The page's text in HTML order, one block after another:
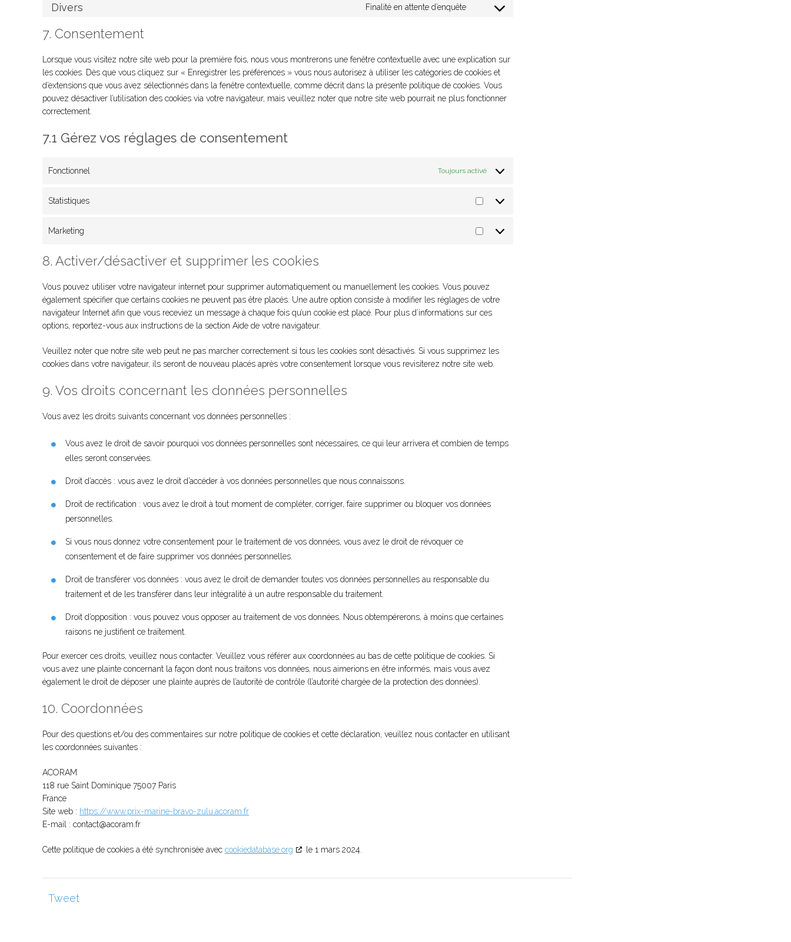
facebook
Divers Finalité en attente d’enquête
Consent
7. Consentement
Lorsque vous visitez notre site web pour la première fois, nous vous montrerons une fenêtre contextuelle avec une explication sur
les cookies. Dès que vous cliquez sur « Enregistrer les préférences » vous nous autorisez à utiliser les catégories de cookies et
d’extensions que vous avez sélectionnés dans la fenêtre contextuelle, comme décrit dans la présente politique de cookies. Vous
pouvez désactiver l’utilisation des cookies via votre navigateur, mais veuillez noter que notre site web pourrait ne plus fonctionner
correctement.
7.1 Gérez vos réglages de consentement
Fonctionnel Toujours activé
Statistiques
Statistiques
Marketing
Marketing
8. Activer/désactiver et supprimer les cookies
Vous pouvez utiliser votre navigateur internet pour supprimer automatiquement ou manuellement les cookies. Vous pouvez
également spécifier que certains cookies ne peuvent pas être placés. Une autre option consiste à modifier les réglages de votre
navigateur Internet afin que vous receviez un message à chaque fois qu’un cookie est placé. Pour plus d’informations sur ces
options, reportez-vous aux instructions de la section Aide de votre navigateur.
Veuillez noter que notre site web peut ne pas marcher correctement si tous les cookies sont désactivés. Si vous supprimez les
cookies dans votre navigateur, ils seront de nouveau placés après votre consentement lorsque vous revisiterez notre site web.
9. Vos droits concernant les données personnelles
Vous avez les droits suivants concernant vos données personnelles :
Vous avez le droit de savoir pourquoi vos données personnelles sont nécessaires, ce qui leur arrivera et combien de temps
elles seront conservées.
Droit d’accès : vous avez le droit d’accéder à vos données personnelles que nous connaissons.
Droit de rectification : vous avez le droit à tout moment de compléter, corriger, faire supprimer ou bloquer vos données
personnelles.
Si vous nous donnez votre consentement pour le traitement de vos données, vous avez le droit de révoquer ce
consentement et de faire supprimer vos données personnelles.
Droit de transférer vos données : vous avez le droit de demander toutes vos données personnelles au responsable du
traitement et de les transférer dans leur intégralité à un autre responsable du traitement.
Droit d’opposition : vous pouvez vous opposer au traitement de vos données. Nous obtempérerons, à moins que certaines
raisons ne justifient ce traitement.
Pour exercer ces droits, veuillez nous contacter. Veuillez vous référer aux coordonnées au bas de cette politique de cookies. Si
vous avez une plainte concernant la façon dont nous traitons vos données, nous aimerions en être informés, mais vous avez
également le droit de déposer une plainte auprès de l’autorité de contrôle (l’autorité chargée de la protection des données).
10. Coordonnées
Pour des questions et/ou des commentaires sur notre politique de cookies et cette déclaration, veuillez nous contacter en utilisant
les coordonnées suivantes :
ACORAM
118 rue Saint Dominique 75007 Paris
France
Site web : https://www.prix-marine-bravo-zulu.acoram.fr
E-mail : contact@acoram.fr
Cette politique de cookies a été synchronisée avec cookiedatabase.org le 1 mars 2024.
Tweet